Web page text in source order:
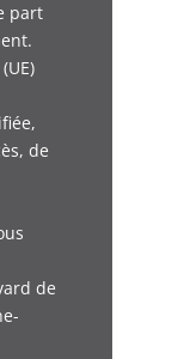
part
de
de